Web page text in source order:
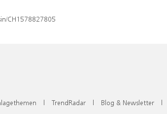
CH1578827805
| TrendRadar | Blog & Newsletter |